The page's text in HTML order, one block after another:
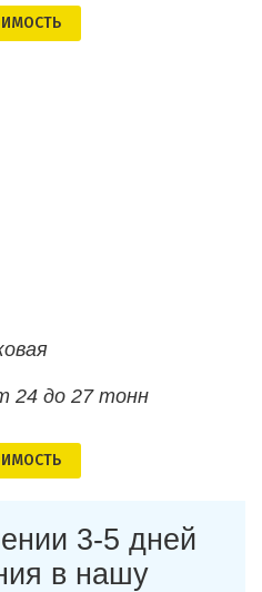
24 до 27 тонн
3-5 дней
в нашу